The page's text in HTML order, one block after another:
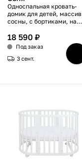
Односпальная кровать-
домик для детей, массив
сосны, с бортиками, на
18 590 ₽
Под заказ
3 сент.